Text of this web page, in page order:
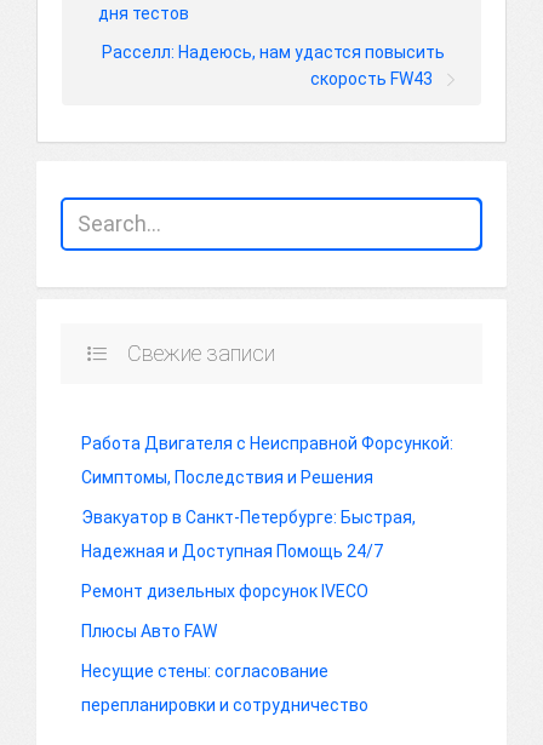
дня тестов
Расселл: Надеюсь, нам удастся повысить
скорость FW43
Свежие записи
Работа Двигателя с Неисправной Форсункой:
Симптомы, Последствия и Решения
Эвакуатор в Санкт-Петербурге: Быстрая,
Надежная и Доступная Помощь 24/7
Ремонт дизельных форсунок IVECO
Плюсы Авто FAW
Несущие стены: согласование
перепланировки и сотрудничество